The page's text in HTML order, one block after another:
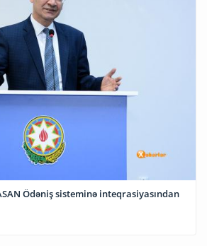
Ödəniş sisteminə inteqrasiyasından